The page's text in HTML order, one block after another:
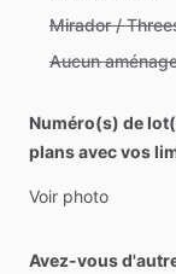
Mirador /
Aucun
Numéro(s) de
plans avec vos
Voir photo
Avez-vous